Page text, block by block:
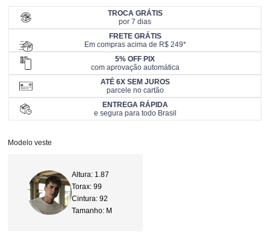
TROCA GRÁTIS
por 7 dias
FRETE GRÁTIS
Em compras acima de R$ 249*
5% OFF PIX
com aprovação automática
ATÉ 6X SEM JUROS
parcele no cartão
ENTREGA RÁPIDA
e segura para todo Brasil
Modelo veste
Altura: 1.87
Torax: 99
Cintura: 92
Tamanho: M